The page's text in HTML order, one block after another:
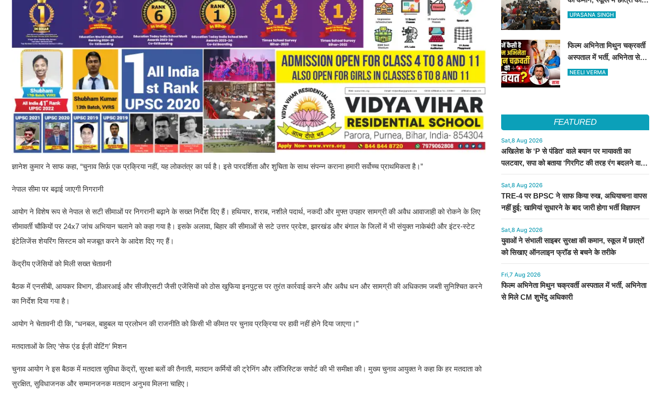
ज्ञानेश कुमार ने साफ कहा, “चुनाव सिर्फ़ एक प्रक्रिया नहीं, यह लोकतंत्र का पर्व है। इसे पारदर्शिता और शुचिता के साथ संपन्न कराना हमारी सर्वोच्च प्राथमिकता है।”
नेपाल सीमा पर बढ़ाई जाएगी निगरानी
आयोग ने विशेष रूप से नेपाल से सटी सीमाओं पर निगरानी बढ़ाने के सख्त निर्देश दिए हैं। हथियार, शराब, नशीले पदार्थ, नकदी और मुफ्त उपहार सामग्री की अवैध आवाजाही को रोकने के लिए
सीमावर्ती चौकियों पर 24x7 जांच अभियान चलाने को कहा गया है। इसके अलावा, बिहार की सीमाओं से सटे उत्तर प्रदेश, झारखंड और बंगाल के जिलों में भी संयुक्त नाकेबंदी और इंटर-स्टेट
इंटेलिजेंस शेयरिंग सिस्टम को मजबूत करने के आदेश दिए गए हैं।
केंद्रीय एजेंसियों को मिली सख्त चेतावनी
बैठक में एनसीबी, आयकर विभाग, डीआरआई और सीजीएसटी जैसी एजेंसियों को ठोस खुफिया इनपुट्स पर तुरंत कार्रवाई करने और अवैध धन और सामग्री की अधिकतम जब्ती सुनिश्चित करने
का निर्देश दिया गया है।
आयोग ने चेतावनी दी कि, “धनबल, बाहुबल या प्रलोभन की राजनीति को किसी भी कीमत पर चुनाव प्रक्रिया पर हावी नहीं होने दिया जाएगा।”
मतदाताओं के लिए ‘सेफ एंड ईज़ी वोटिंग’ मिशन
चुनाव आयोग ने इस बैठक में मतदाता सुविधा केंद्रों, सुरक्षा बलों की तैनाती, मतदान कर्मियों की ट्रेनिंग और लॉजिस्टिक सपोर्ट की भी समीक्षा की। मुख्य चुनाव आयुक्त ने कहा कि हर मतदाता को
सुरक्षित, सुविधाजनक और सम्मानजनक मतदान अनुभव मिलना चाहिए।
सिखाए ऑनलाइन फ्रॉड से
UPASANA SINGH
फिल्म अभिनेता मिथुन चक्रवर्ती
अस्पताल में भर्ती, अभिनेता से
मिले CM शुभेंदु अधिकारी
NEELI VERMA
FEATURED
Sat,8 Aug 2026
अखिलेश के ‘P से पंडित’ वाले बयान पर मायावती का
पलटवार, सपा को बताया ‘गिरगिट की तरह रंग बदलने वाली
पार्टी’
Sat,8 Aug 2026
TRE-4 पर BPSC ने साफ किया रुख, अधियाचना वापस
नहीं हुई; खामियां सुधारने के बाद जारी होगा भर्ती विज्ञापन
Sat,8 Aug 2026
युवाओं ने संभाली साइबर सुरक्षा की कमान, स्कूल में छात्रों
को सिखाए ऑनलाइन फ्रॉड से बचने के तरीके
Fri,7 Aug 2026
फिल्म अभिनेता मिथुन चक्रवर्ती अस्पताल में भर्ती, अभिनेता
से मिले CM शुभेंदु अधिकारी